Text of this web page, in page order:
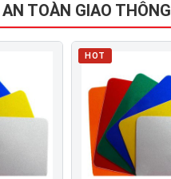
TOÀN GIAO THÔNG
HOT